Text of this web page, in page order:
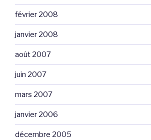
février 2008
janvier 2008
août 2007
juin 2007
mars 2007
janvier 2006
décembre 2005